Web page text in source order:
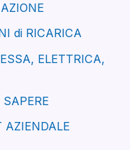
di RICARICA
ELETTRICA,
AZIENDALE